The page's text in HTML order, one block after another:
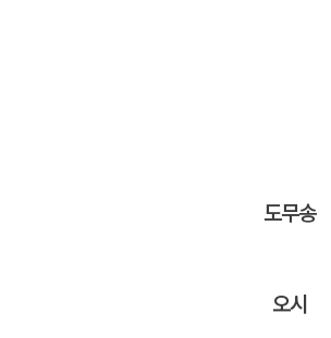
도무송
오시